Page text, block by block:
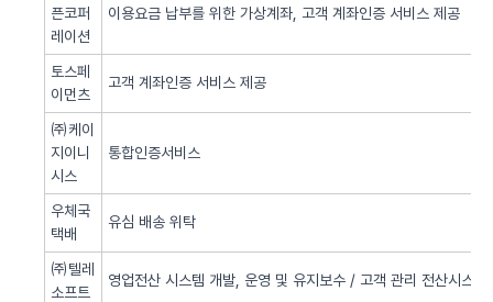
픈코퍼
레이션
이용요금 납부를 위한 가상계좌, 고객 계좌인증 서비스 제공
토스페
이먼츠
고객 계좌인증 서비스 제공
㈜케이
지이니
시스
통합인증서비스
우체국
택배
유심 배송 위탁
㈜텔레
소프트
영업전산 시스템 개발, 운영 및 유지보수 / 고객 관리 전산시스